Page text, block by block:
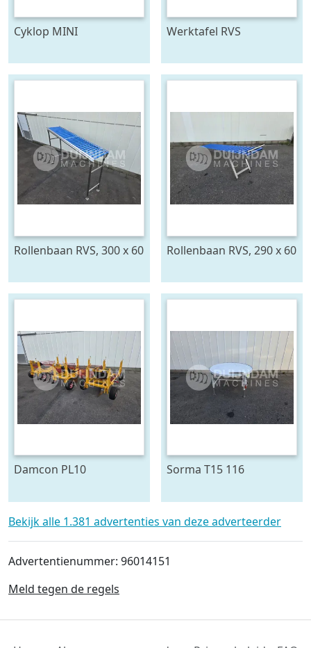
Cyklop MINI
Werktafel RVS
Rollenbaan RVS, 300 x 60
Rollenbaan RVS, 290 x 60
Damcon PL10
bomen
Sorma T15 116
Bekijk alle 1.381 advertenties van deze adverteerder
Advertentienummer: 96014151
Meld tegen de regels